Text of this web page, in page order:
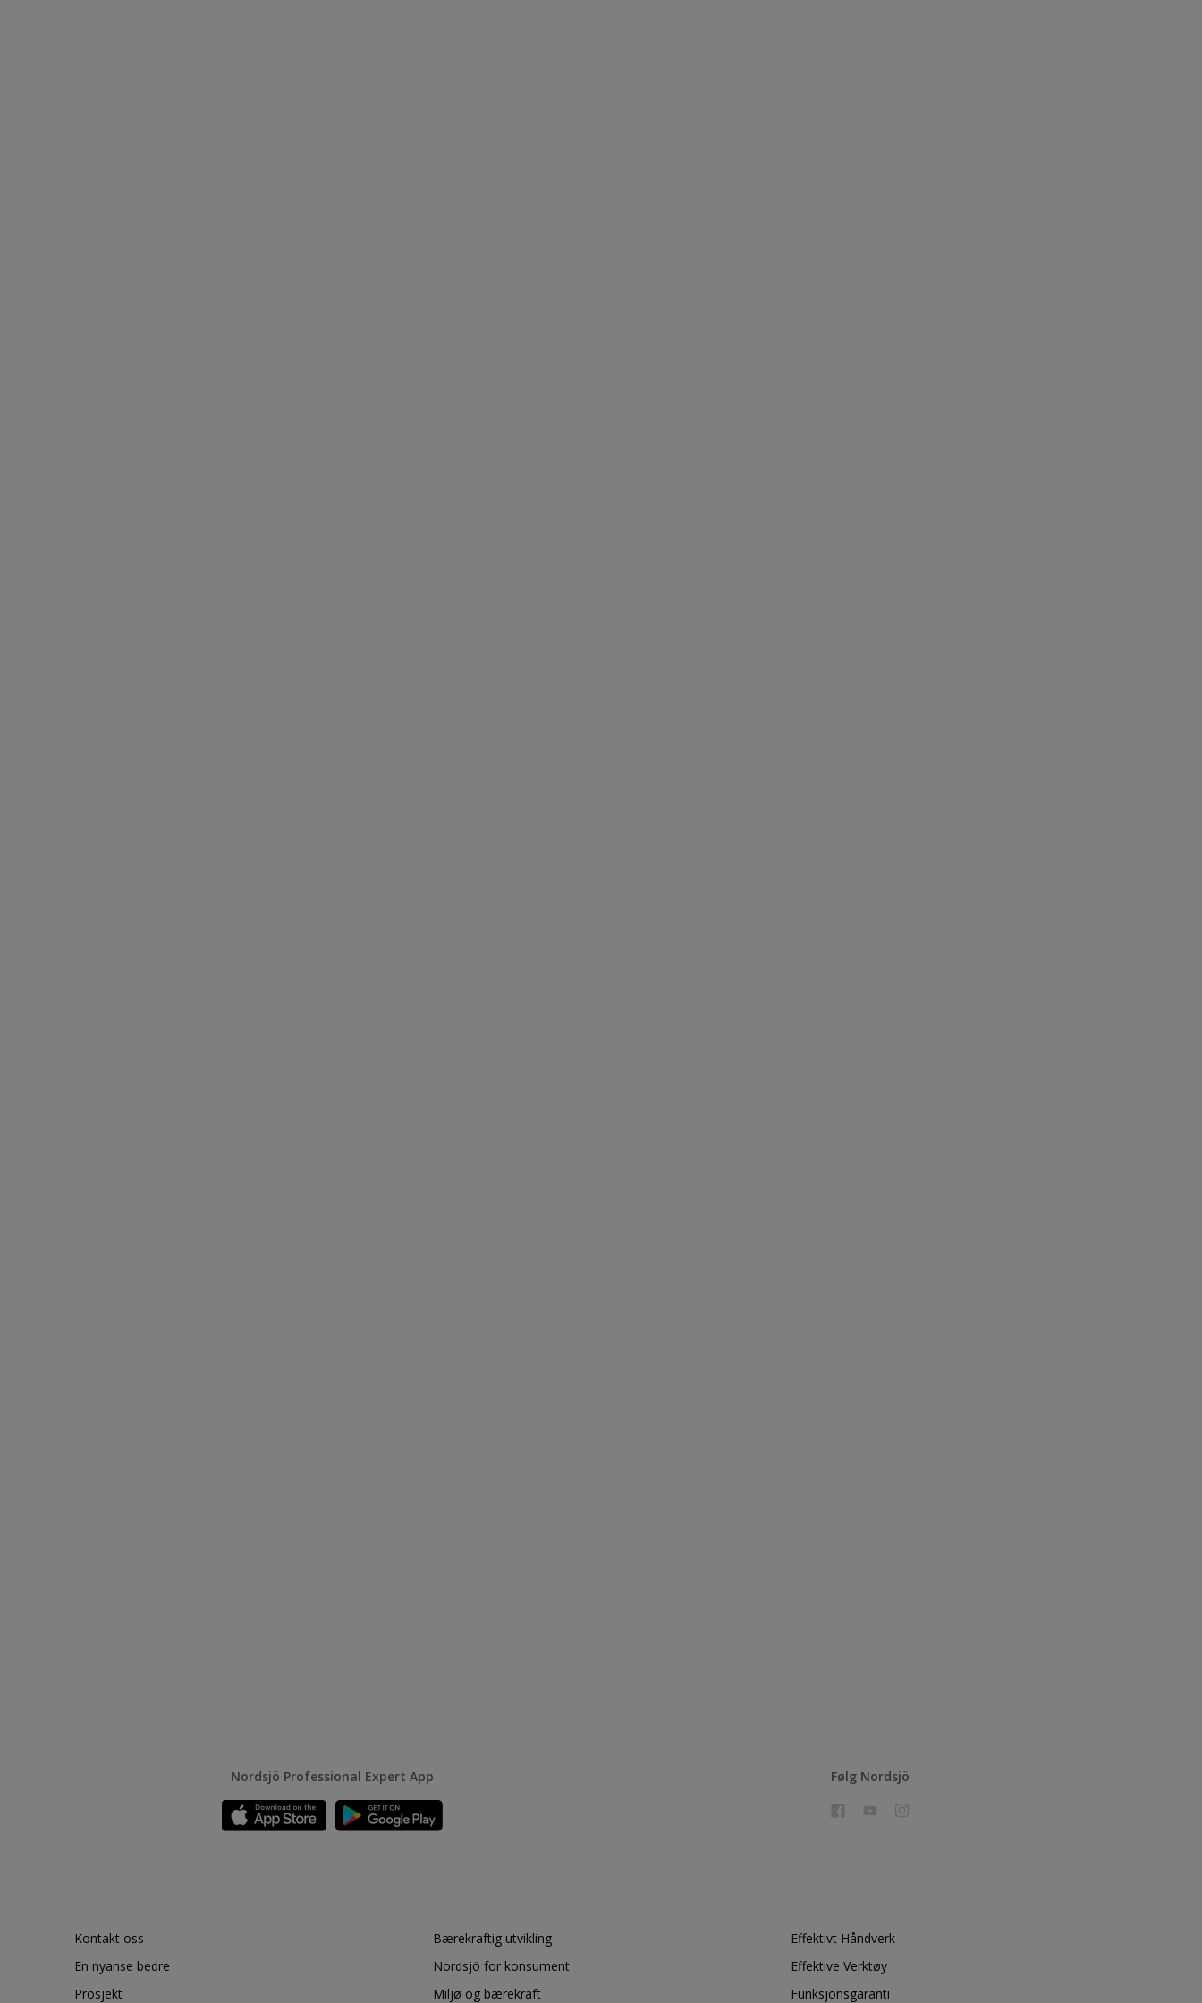
Nordsjö Professional Expert App Følg Nordsjö
Kontakt oss
En nyanse bedre
Prosjekt
Bærekraftig utvikling
Nordsjö for konsument
Miljø og bærekraft
Effektivt Håndverk
Effektive Verktøy
Funksjonsgaranti